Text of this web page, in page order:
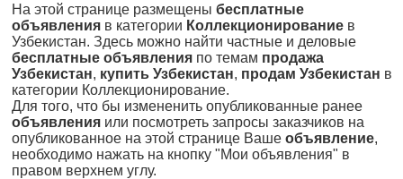
На этой странице размещены бесплатные
объявления в категории Коллекционирование в
Узбекистан. Здесь можно найти частные и деловые
бесплатные объявления по темам продажа
Узбекистан, купить Узбекистан, продам Узбекистан в
категории Коллекционирование.
Для того, что бы измененить опубликованные ранее
объявления или посмотреть запросы заказчиков на
опубликованное на этой странице Ваше объявление,
необходимо нажать на кнопку "Мои объявления" в
правом верхнем углу.